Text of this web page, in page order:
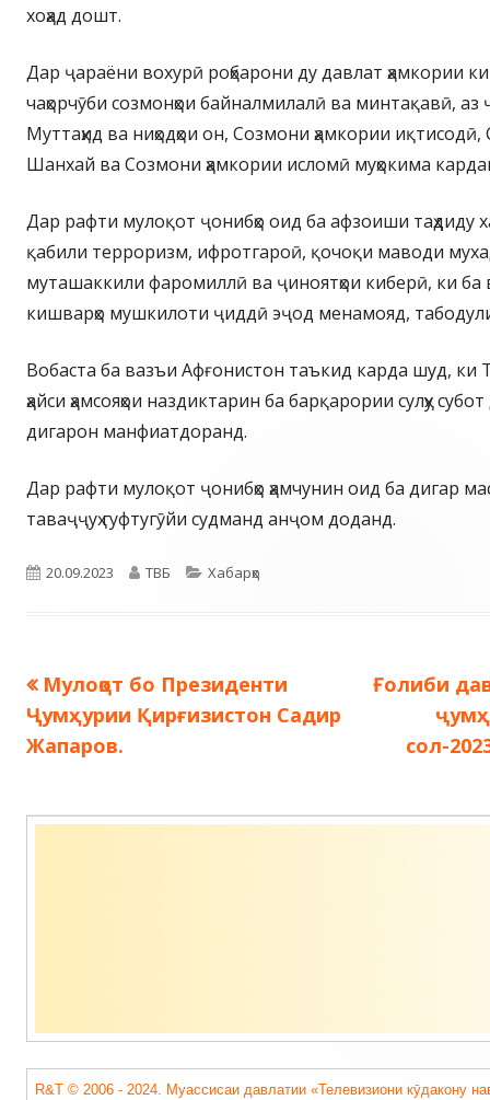
хоҳад дошт.
Дар ҷараёни вохурӣ роҳбарони ду давлат ҳамкории
чаҳорчӯби созмонҳои байналмилалӣ ва минтақавӣ,
Муттаҳид ва ниҳодҳои он, Созмони ҳамкории
Шанхай ва Созмони ҳамкории исломӣ муҳокима
Дар рафти мулоқот ҷонибҳо оид ба афзоиши таҳдиду
қабили терроризм, ифротгароӣ, қочоқи маводи
муташаккили фаромиллӣ ва ҷиноятҳои киберӣ, ки
кишварҳо мушкилоти ҷиддӣ эҷод менамояд,
Вобаста ба вазъи Афғонистон таъкид карда шуд, ки
ҳайси ҳамсояҳои наздиктарин ба барқарории сулҳу
дигарон манфиатдоранд.
Дар рафти мулоқот ҷонибҳо ҳамчунин оид ба дигар
таваҷҷуҳ гуфтугӯйи судманд анҷом доданд.
Опубликовано
20.09.2023 Автор
ТВБ Рубрики
Хабарҳо
Навигация
по
Предыдущая
запись:
Мулоқот бо Президенти
Ҷумҳурии Қирғизистон Садир
Жапаров.
запись:
Ғолиби
сол-
Содержимое
R&T © 2006 - 2024. Муассисаи давлатии «Телевизиони кӯдакону